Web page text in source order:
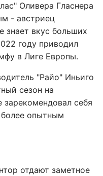
Оливера Гласнера
- австриец
знает вкус больших
году приводил
в Лиге Европы.
"Райо" Иньиго
сезон на
себя
опытным
отдают заметное